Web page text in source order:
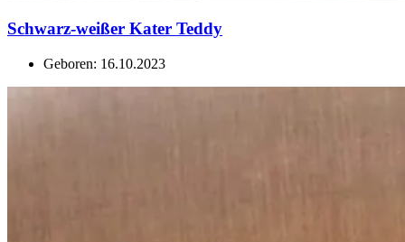
Schwarz-weißer Kater Teddy
Geboren: 16.10.2023